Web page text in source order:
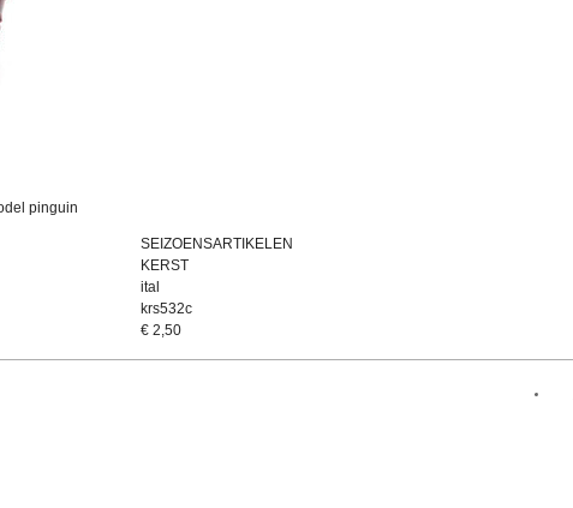
pinguin
SEIZOENSARTIKELEN
KERST
ital
krs532c
€ 2,50